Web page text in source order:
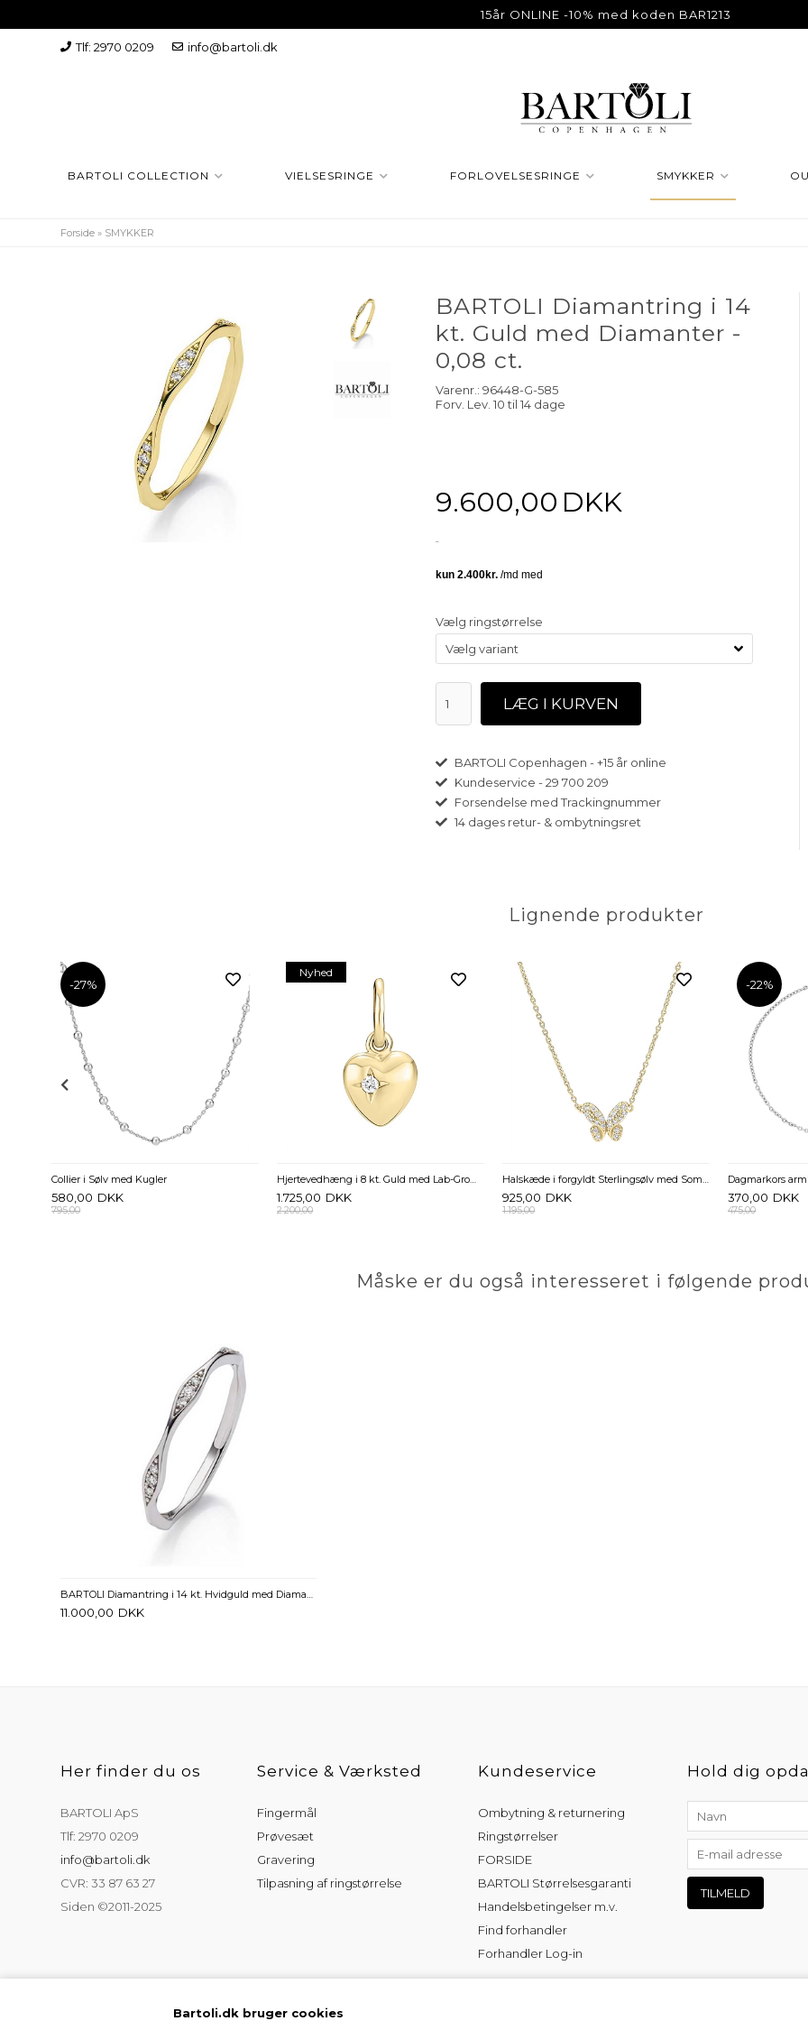
15år ONLINE -10% med koden BAR1213
Bartoli.dk bruger cookies
Tlf: 2970 0209 info@bartoli.dk
BARTOLI COLLECTION VIELSESRINGE FORLOVELSESRINGE SMYKKER
Forside » SMYKKER
BARTOLI Diamantring i 14
kt. Guld med Diamanter -
0,08 ct.
Varenr.:96448-G-585
Forv. Lev. 10 til 14 dage
9.600,00 DKK
Vælg ringstørrelse
BARTOLI Copenhagen - +15 år online
Kundeservice - 29 700 209
Forsendelse med Trackingnummer
14 dages retur- & ombytningsret
Lignende produkter
-27%
Collier i Sølv med Kugler
580,00 DKK
795,00
Nyhed
Hjertevedhæng i 8 kt. Guld med Lab-Grown Diamant - 0,015 ct.
1.725,00 DKK
2.200,00
Halskæde i forgyldt Sterlingsølv med Sommerfugl og Zirkonia
925,00 DKK
1.195,00
-22%
370,00 DKK
475,00
Måske er du også interesseret i følgende
11.000,00 DKK
Her finder du os
BARTOLI ApS
Tlf: 2970 0209
info@bartoli.dk
CVR: 33 87 63 27
Siden ©2011-2025
Service & Værksted
Fingermål
Prøvesæt
Gravering
Tilpasning af ringstørrelse
Kundeservice
Ombytning & returnering
Ringstørrelser
FORSIDE
BARTOLI Størrelsesgaranti
Handelsbetingelser m.v.
Find forhandler
Forhandler Log-in
Hold dig